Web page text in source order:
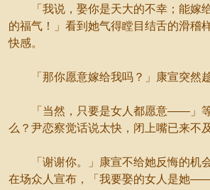
「我说，娶你是天大的不幸；能嫁
的福气！」看到她气得瞠目结舌的滑稽
快感。
「那你愿意嫁给我吗？」康宣突然趁
「当然，只要是女人都愿意——」等
么？尹恋察觉话说太快，闭上嘴已来不及
「谢谢你。」康宣不给她反悔的机
在场众人宣布，「我要娶的女人是她——